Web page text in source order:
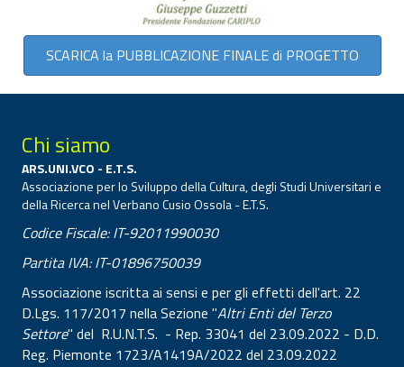
SCARICA la PUBBLICAZIONE FINALE di PROGETTO
Chi siamo
ARS.UNI.VCO - E.T.S.
Associazione per lo Sviluppo della Cultura, degli Studi Universitari e
della Ricerca nel Verbano Cusio Ossola - E.T.S.
Codice Fiscale: IT-92011990030
Partita IVA: IT-01896750039
Associazione iscritta ai sensi e per gli effetti dell'art. 22
D.Lgs. 117/2017 nella Sezione "Altri Enti del Terzo
Settore" del R.U.N.T.S. - Rep. 33041 del 23.09.2022 - D.D.
Reg. Piemonte 1723/A1419A/2022 del 23.09.2022